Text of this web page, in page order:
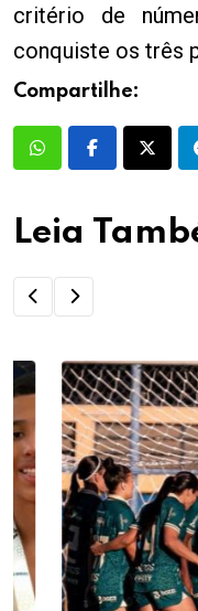
critério de
conquiste os três
Compartilhe:
Leia